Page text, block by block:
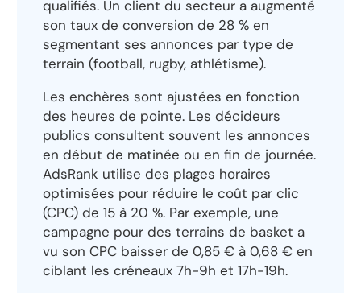
qualifiés. Un client du secteur a augmenté
son taux de conversion de 28 % en
segmentant ses annonces par type de
terrain (football, rugby, athlétisme).
Les enchères sont ajustées en fonction
des heures de pointe. Les décideurs
publics consultent souvent les annonces
en début de matinée ou en fin de journée.
AdsRank utilise des plages horaires
optimisées pour réduire le coût par clic
(CPC) de 15 à 20 %. Par exemple, une
campagne pour des terrains de basket a
vu son CPC baisser de 0,85 € à 0,68 € en
ciblant les créneaux 7h-9h et 17h-19h.